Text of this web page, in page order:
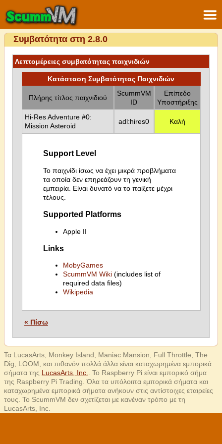
Συμβατότητα στη 2.8.0
Λεπτομέρειες συμβατότητας παιχνιδιών
Κατάσταση Συμβατότητας Παιχνιδιών
Πλήρης τίτλος παιχνιδιού
ScummVM
ID
Επίπεδο
Υποστήριξης
Hi-Res Adventure #0:
Mission Asteroid
adl:hires0 Καλή
Support Level
Το παιχνίδι ίσως να έχει μικρά προβλήματα
τα οποία δεν επηρεάζουν τη γενική
εμπειρία. Είναι δυνατό να το παίξετε μέχρι
τέλους.
Supported Platforms
Apple II
Links
MobyGames
ScummVM Wiki(includes list of
required data files)
Wikipedia
« Πίσω
Τα LucasArts, Monkey Island, Maniac Mansion, Full Throttle, The
Dig, LOOM, και πιθανόν πολλά άλλα είναι καταχωρημένα εμπορικά
σήματα της LucasArts, Inc.
. Το Raspberry Pi είναι εμπορικό σήμα
της Raspberry Pi Trading. Όλα τα υπόλοιπα εμπορικά σήματα και
καταχωρημένα εμπορικά σήματα ανήκουν στις αντίστοιχες εταιρείες
τους. Το ScummVM δεν σχετίζεται με κανέναν τρόπο με τη
LucasArts, Inc.